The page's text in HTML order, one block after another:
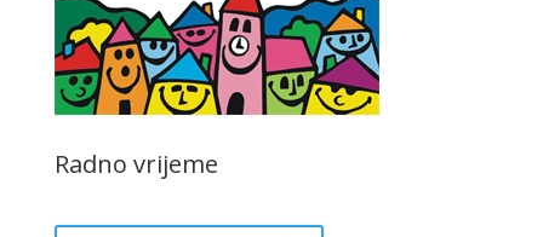
Radno vrijeme